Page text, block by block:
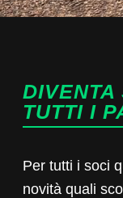
DIVENTA
TUTTI I
Per tutti i soci
novità quali